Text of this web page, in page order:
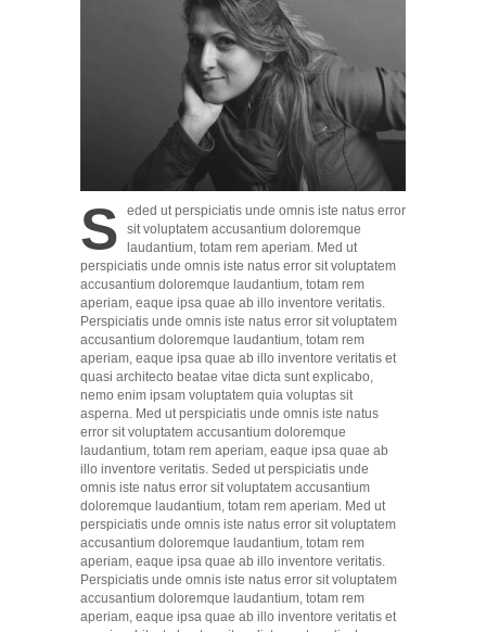
S
eded ut perspiciatis unde omnis iste natus error
sit voluptatem accusantium doloremque
laudantium, totam rem aperiam. Med ut
perspiciatis unde omnis iste natus error sit voluptatem
accusantium doloremque laudantium, totam rem
aperiam, eaque ipsa quae ab illo inventore veritatis.
Perspiciatis unde omnis iste natus error sit voluptatem
accusantium doloremque laudantium, totam rem
aperiam, eaque ipsa quae ab illo inventore veritatis et
quasi architecto beatae vitae dicta sunt explicabo,
nemo enim ipsam voluptatem quia voluptas sit
asperna. Med ut perspiciatis unde omnis iste natus
error sit voluptatem accusantium doloremque
laudantium, totam rem aperiam, eaque ipsa quae ab
illo inventore veritatis. Seded ut perspiciatis unde
omnis iste natus error sit voluptatem accusantium
doloremque laudantium, totam rem aperiam. Med ut
perspiciatis unde omnis iste natus error sit voluptatem
accusantium doloremque laudantium, totam rem
aperiam, eaque ipsa quae ab illo inventore veritatis.
Perspiciatis unde omnis iste natus error sit voluptatem
accusantium doloremque laudantium, totam rem
aperiam, eaque ipsa quae ab illo inventore veritatis et